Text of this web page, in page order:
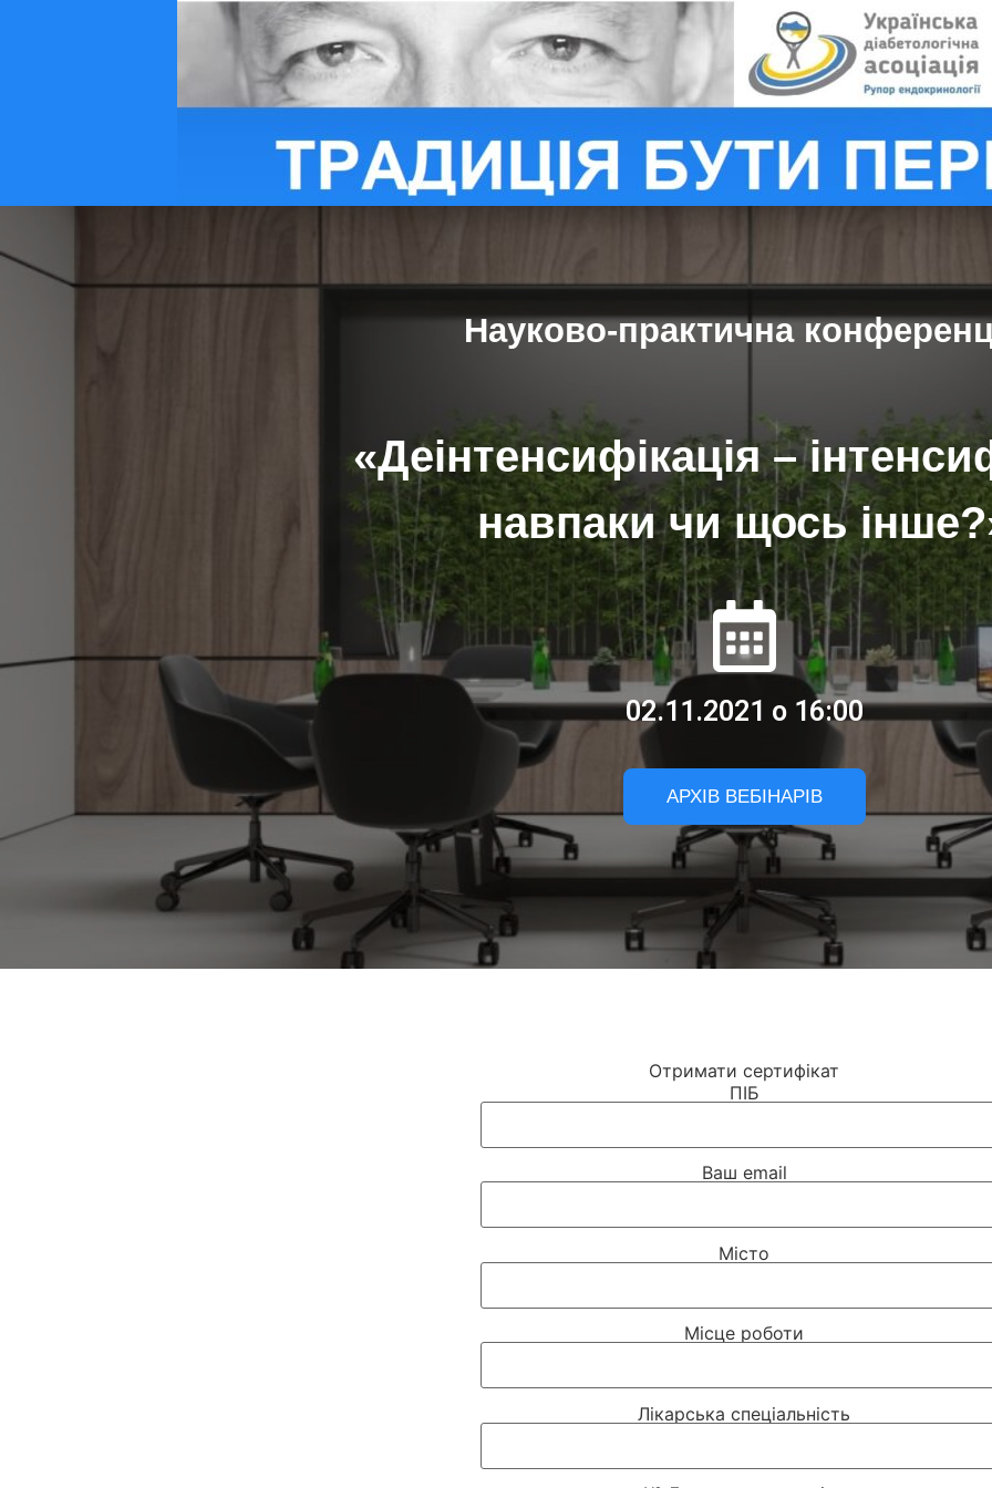
Науково-практична
«Деінтенсифікація –
навпаки чи щось
02.11.2021 о 16:00
АРХІВ ВЕБІНАРІВ
Отримати сертифікат
ПІБ
Ваш email
Місто
Місце роботи
Лікарська спеціальність